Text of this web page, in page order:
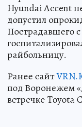
Hyundai Accent
допустил
Пострадавшего
райбольницу.
Ранее сайт
под Воронежем
встречке Toyota